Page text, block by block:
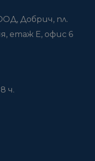
Добрич, пл.
етаж Е, офис 6
ч.